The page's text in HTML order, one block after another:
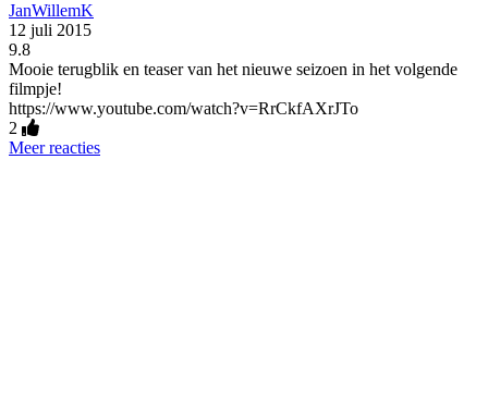
JanWillemK
12 juli 2015
9.8
Mooie terugblik en teaser van het nieuwe seizoen in het volgende
filmpje!
https://www.youtube.com/watch?v=RrCkfAXrJTo
2
Meer reacties